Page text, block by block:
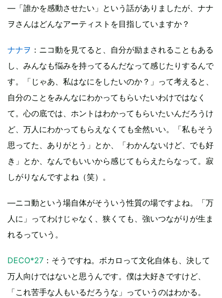
―「誰かを感動させたい」という話がありましたが、ナナ
ヲさんはどんなアーティストを目指していますか？
ナナヲ ：ニコ動を見てると、自分が励まされることもある
し、みんなも悩みを持ってるんだなって感じたりするんで
す。「じゃあ、私はなにをしたいのか？」って考えると、
自分のことをみんなにわかってもらいたいわけではなく
て。心の底では、ホントはわかってもらいたいんだろうけ
ど、万人にわかってもらえなくても全然いい。「私もそう
思ってた、ありがとう」とか、「わかんないけど、でも好
き」とか、なんでもいいから感じてもらえたらなって。寂
しがりなんですよね（笑）。
―ニコ動という場自体がそういう性質の場ですよね。「万
人に」ってわけじゃなく、狭くても、強いつながりが生ま
れるっていう。
DECO*27 ：そうですね。ボカロって文化自体も、決して
万人向けではないと思うんです。僕は大好きですけど、
「これ苦手な人もいるだろうな」っていうのはわかる。